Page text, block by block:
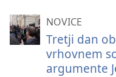
NOVICE
Tretji dan
vrhovnem
argumente